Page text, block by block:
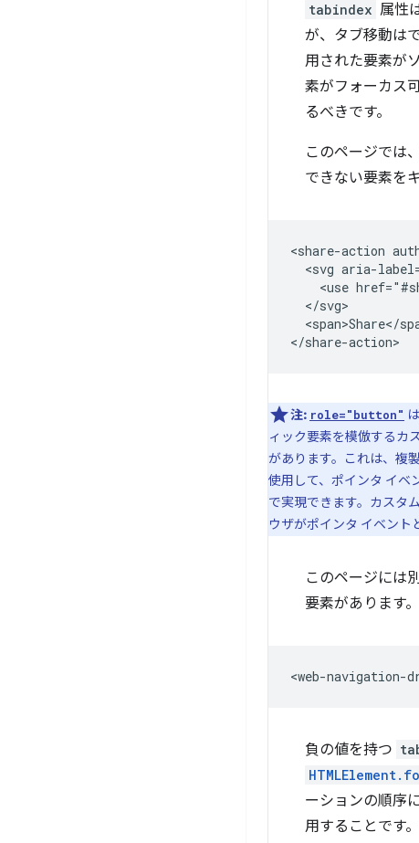
tabindex 属性
が、タブ移動は
用された要素が
素がフォーカス
るべきです。
このページでは
できない要素を
<share-action
<svg aria-
<use
  </svg>
<span>Share</
注: role="button"
ィック要素を模倣するカ
があります。これは、複
使用して、ポインタ イベ
で実現できます。 カスタ
ウザがポインタ イベント
このページには
要素があります。
負の値を持つ
ーションの順序
用することです